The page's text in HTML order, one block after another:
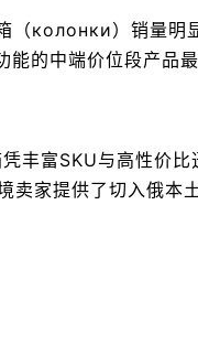
（колонки）销量明
能的中端价位段产品
丰富SKU与高性价比
卖家提供了切入俄本